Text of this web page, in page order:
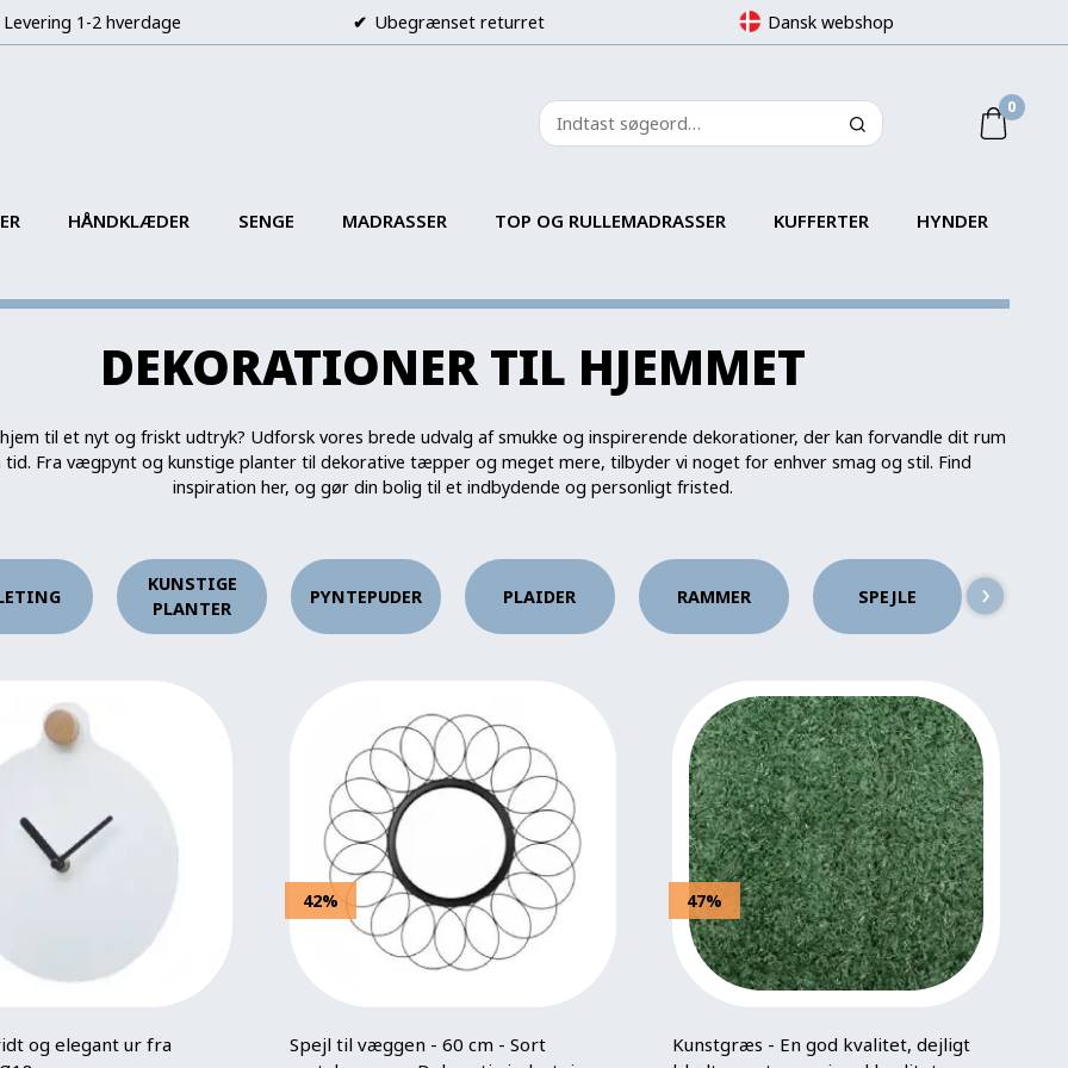
Levering 1-2 hverdage Ubegrænset returret Dansk webshop
0
HÅNDKLÆDER SENGE MADRASSER TOP OG RULLEMADRASSER KUFFERTER
HYNDER
DEKORATIONER TIL HJEMMET
til et nyt og friskt udtryk? Udforsk vores brede udvalg af smukke og inspirerende dekorationer, der kan forvandle dit rum
tid. Fra vægpynt og kunstige planter til dekorative tæpper og meget mere, tilbyder vi noget for enhver smag og stil. Find
inspiration her, og gør din bolig til et indbydende og personligt fristed.
KUNSTIGE
PLANTER
PYNTEPUDER PLAIDER RAMMER SPEJLE ›
og elegant ur fra
42%
Spejl til væggen - 60 cm - Sort
47%
Kunstgræs - En god kvalitet, dejligt